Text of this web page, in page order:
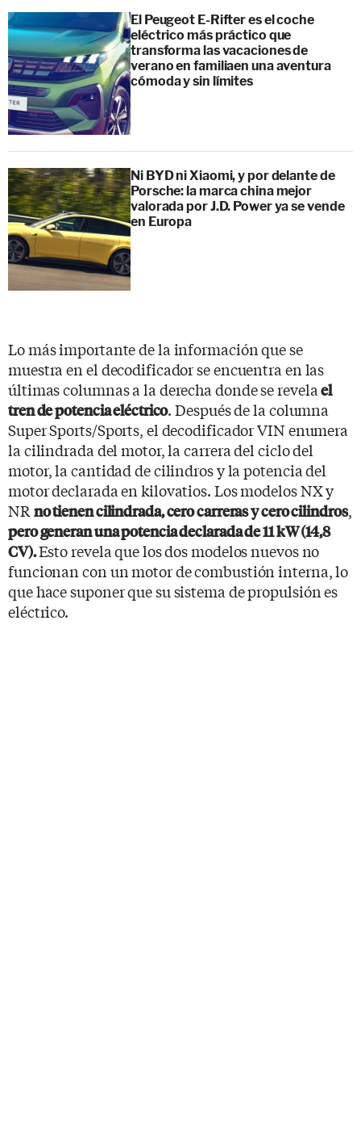
El Peugeot E-Rifter es el coche
eléctrico más práctico que
transforma las vacaciones de
verano en familiaen una aventura
cómoda y sin límites
Ni BYD ni Xiaomi, y por delante de
Porsche: la marca china mejor
valorada por J.D. Power ya se vende
en Europa
Lo más importante de la información que se
muestra en el decodificador se encuentra en las
últimas columnas a la derecha donde se revelael
tren de potencia eléctrico. Después de la columna
Super Sports/Sports, el decodificador VIN enumera
la cilindrada del motor, la carrera del ciclo del
motor, la cantidad de cilindros y la potencia del
motor declarada en kilovatios. Los modelos NX y
NR no tienen cilindrada, cero carreras y cero cilindros,
pero generan una potencia declarada de 11 kW (14,8
CV).Esto revela que los dos modelos nuevos no
funcionan con un motor de combustión interna, lo
que hace suponer que su sistema de propulsión es
eléctrico.